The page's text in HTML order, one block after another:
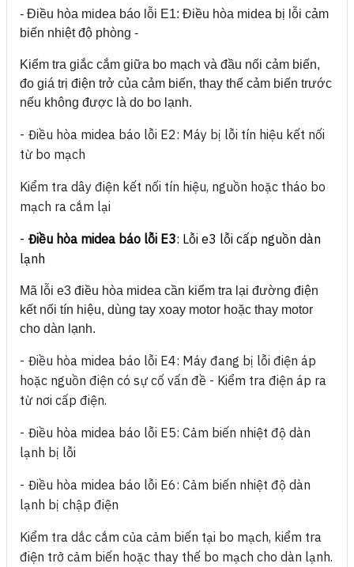
- Điều hòa midea báo lỗi E1: Điều hòa midea bị lỗi cảm
biến nhiệt độ phòng -
Kiểm tra giắc cắm giữa bo mạch và đầu nối cảm biến,
đo giá trị điện trở của cảm biến, thay thế cảm biến trước
nếu không được là do bo lạnh.
- Điều hòa midea báo lỗi E2: Máy bị lỗi tín hiệu kết nối
từ bo mạch
Kiểm tra dây điện kết nối tín hiệu, nguồn hoặc tháo bo
mạch ra cắm lại
- Điều hòa midea báo lỗi E3: Lỗi e3 lỗi cấp nguồn dàn
lạnh
Mã lỗi e3 điều hòa midea cần kiểm tra lại đường điện
kết nối tín hiệu, dùng tay xoay motor hoặc thay motor
cho dàn lạnh.
- Điều hòa midea báo lỗi E4: Máy đang bị lỗi điện áp
hoặc nguồn điện có sự cố vấn đề - Kiểm tra điện áp ra
từ nơi cấp điện.
- Điều hòa midea báo lỗi E5: Cảm biến nhiệt độ dàn
lạnh bị lỗi
- Điều hòa midea báo lỗi E6: Cảm biến nhiệt độ dàn
lạnh bị chập điện
Kiểm tra dắc cắm của cảm biến tại bo mạch, kiểm tra
điện trở cảm biến hoặc thay thế bo mạch cho dàn lạnh.